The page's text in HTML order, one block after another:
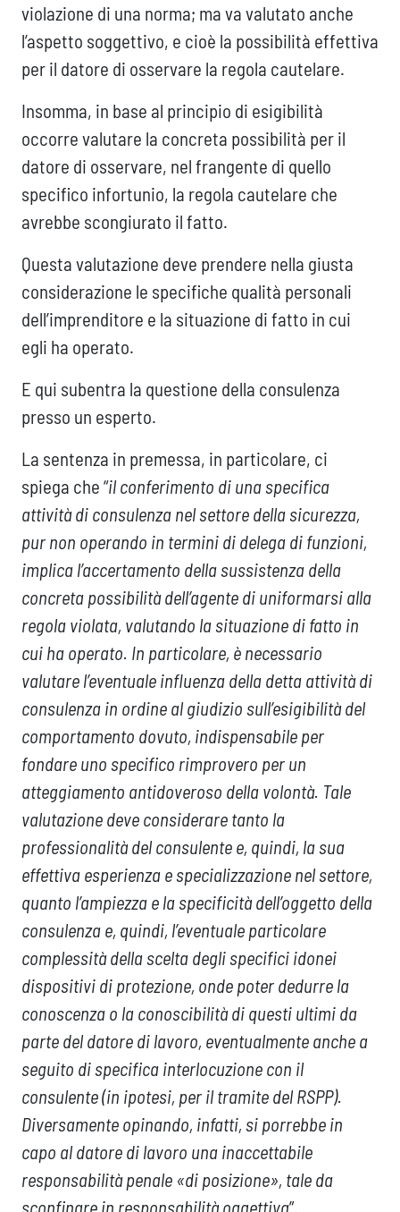
violazione di una norma; ma va valutato anche
l’aspetto soggettivo, e cioè la possibilità effettiva
per il datore di osservare la regola cautelare.
Insomma, in base al principio di esigibilità
occorre valutare la concreta possibilità per il
datore di osservare, nel frangente di quello
specifico infortunio, la regola cautelare che
avrebbe scongiurato il fatto.
Questa valutazione deve prendere nella giusta
considerazione le specifiche qualità personali
dell’imprenditore e la situazione di fatto in cui
egli ha operato.
E qui subentra la questione della consulenza
presso un esperto.
La sentenza in premessa, in particolare, ci
spiega che “il conferimento di una specifica
attività di consulenza nel settore della sicurezza,
pur non operando in termini di delega di funzioni,
implica l’accertamento della sussistenza della
concreta possibilità dell’agente di uniformarsi alla
regola violata, valutando la situazione di fatto in
cui ha operato. In particolare, è necessario
valutare l’eventuale influenza della detta attività di
consulenza in ordine al giudizio sull’esigibilità del
comportamento dovuto, indispensabile per
fondare uno specifico rimprovero per un
atteggiamento antidoveroso della volontà. Tale
valutazione deve considerare tanto la
professionalità del consulente e, quindi, la sua
effettiva esperienza e specializzazione nel settore,
quanto l’ampiezza e la specificità dell’oggetto della
consulenza e, quindi, l’eventuale particolare
complessità della scelta degli specifici idonei
dispositivi di protezione, onde poter dedurre la
conoscenza o la conoscibilità di questi ultimi da
parte del datore di lavoro, eventualmente anche a
seguito di specifica interlocuzione con il
consulente (in ipotesi, per il tramite del RSPP).
Diversamente opinando, infatti, si porrebbe in
capo al datore di lavoro una inaccettabile
responsabilità penale «di posizione», tale da
sconfinare in responsabilità oggettiva”.